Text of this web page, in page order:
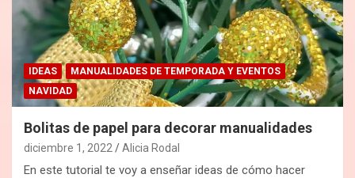
IDEAS
MANUALIDADES DE TEMPORADA Y EVENTOS
NAVIDAD
Bolitas de papel para decorar manualidades
diciembre 1, 2022 Alicia Rodal
En este tutorial te voy a enseñar ideas de cómo hacer